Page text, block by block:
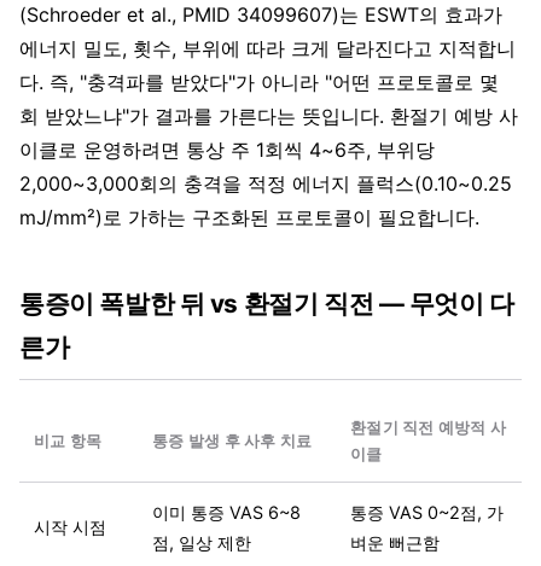
(Schroeder et al., PMID 34099607)는 ESWT의 효과가
에너지 밀도, 횟수, 부위에 따라 크게 달라진다고 지적합니
다. 즉, "충격파를 받았다"가 아니라 "어떤 프로토콜로 몇
회 받았느냐"가 결과를 가른다는 뜻입니다. 환절기 예방 사
이클로 운영하려면 통상 주 1회씩 4~6주, 부위당
2,000~3,000회의 충격을 적정 에너지 플럭스(0.10~0.25
mJ/mm²)로 가하는 구조화된 프로토콜이 필요합니다.
통증이 폭발한 뒤 vs 환절기 직전 — 무엇이 다
른가
비교 항목 통증 발생 후 사후 치료
환절기 직전 예방적 사
이클
시작 시점
이미 통증 VAS 6~8
점, 일상 제한
통증 VAS 0~2점, 가
벼운 뻐근함